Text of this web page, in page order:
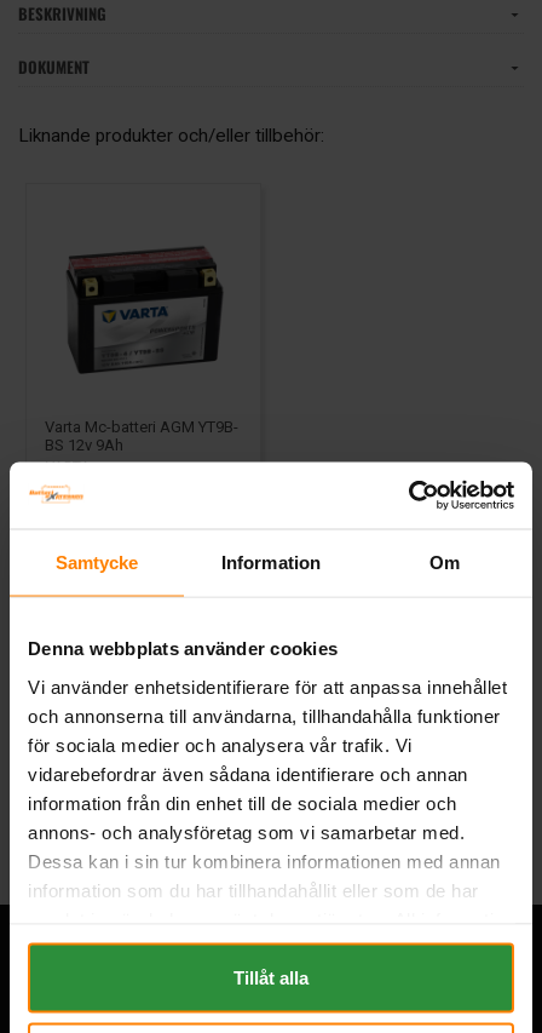
Samtycke Information Om
Denna webbplats använder cookies
Vi använder enhetsidentifierare för att anpassa innehållet
och annonserna till användarna, tillhandahålla funktioner
för sociala medier och analysera vår trafik. Vi
vidarebefordrar även sådana identifierare och annan
information från din enhet till de sociala medier och
annons- och analysföretag som vi samarbetar med.
Dessa kan i sin tur kombinera informationen med annan
information som du har tillhandahållit eller som de har
om "Cookies" och ditt val finner du på vår Cookie sida
längst ner i "footern" på sidan.
Tillåt alla
BESKRIVNING
DOKUMENT
Liknande produkter och/eller tillbehör:
Varta Mc-batteri AGM YT9B-
BS 12v 9Ah
VARTA
Mått (mm) L=150 B=70 H=105 |
Webblager
Stockholm
Tillbaka
Övrigt